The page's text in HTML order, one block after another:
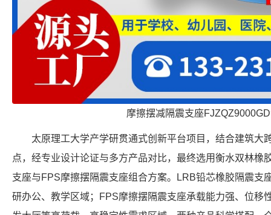
摩擦摆减隔震支座
太原理工大学产学研贯通式创新平台项目，结合建筑大
点，经专业设计论证与多方产品对比，最终选用衡水双林橡
支座与FPS摩擦摆隔震支座组合方案。LRB铅芯橡胶隔震支
研办公、教学区域；FPS摩擦摆隔震支座承载能力强、位移